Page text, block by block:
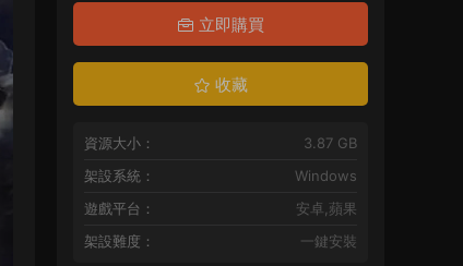
立即購買
收藏
資源大小：
3.87 GB
架設系統：
Windows
遊戲平台：
安卓,蘋果
架設難度：
一鍵安裝